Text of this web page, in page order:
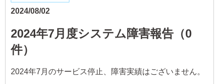
2024/08/02
2024年7月度システム障害報告（0
件）
2024年7月のサービス停止、障害実績はございません。